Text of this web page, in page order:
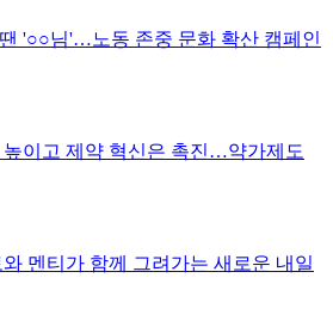
'○○님'…노동 존중 문화 확산 캠페인
높이고 제약 혁신은 촉진…약가제도
멘티가 함께 그려가는 새로운 내일